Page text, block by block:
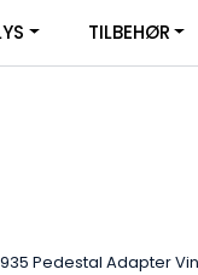
SERVICE |
TILBEHØR
Pedestal Adapter